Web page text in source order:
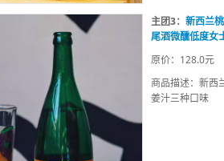
主团3： 新西兰
尾酒微醺低度女
原价：128.0元
商品描述：新西
姜汁三种口味